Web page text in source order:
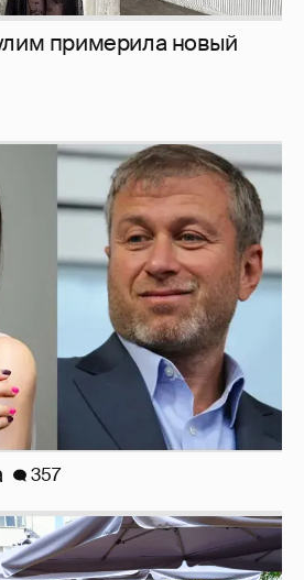
примерила новый
357